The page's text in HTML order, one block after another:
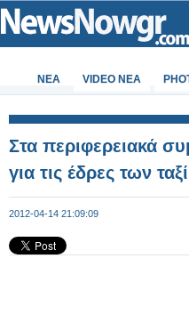
ΝΕΑ VIDEO NEA
Στα περιφερειακά
για τις έδρες των ταξί
2012-04-14 21:09:09